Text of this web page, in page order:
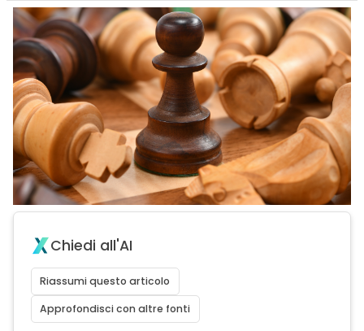
Chiedi all'AI
Riassumi questo articolo
Approfondisci con altre fonti